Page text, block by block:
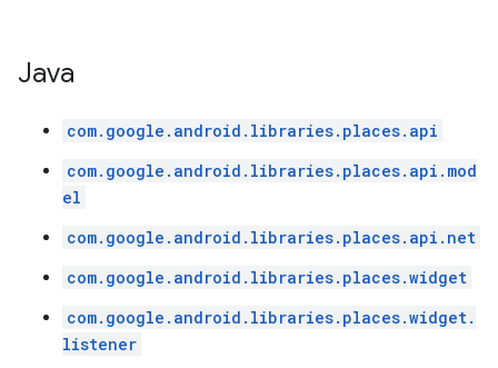
Java
com.google.android.libraries.places.api
com.google.android.libraries.places.api.mod
el
com.google.android.libraries.places.api.net
com.google.android.libraries.places.widget
com.google.android.libraries.places.widget.
listener